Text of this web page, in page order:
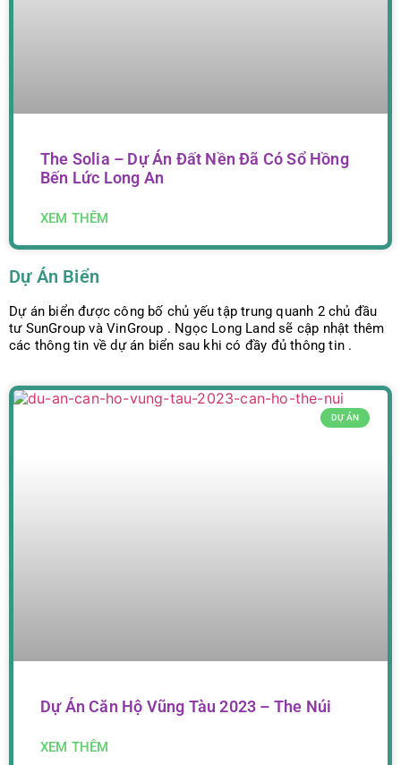
The Solia – Dự Án Đất Nền Đã Có Sổ Hồng
Bến Lức Long An
XEM THÊM
Dự Án Biển
Dự án biển được công bố chủ yếu tập trung quanh 2 chủ đầu
tư SunGroup và VinGroup . Ngọc Long Land sẽ cập nhật thêm
các thông tin về dự án biển sau khi có đầy đủ thông tin .
DỰ ÁN
Dự Án Căn Hộ Vũng Tàu 2023 – The Núi
XEM THÊM